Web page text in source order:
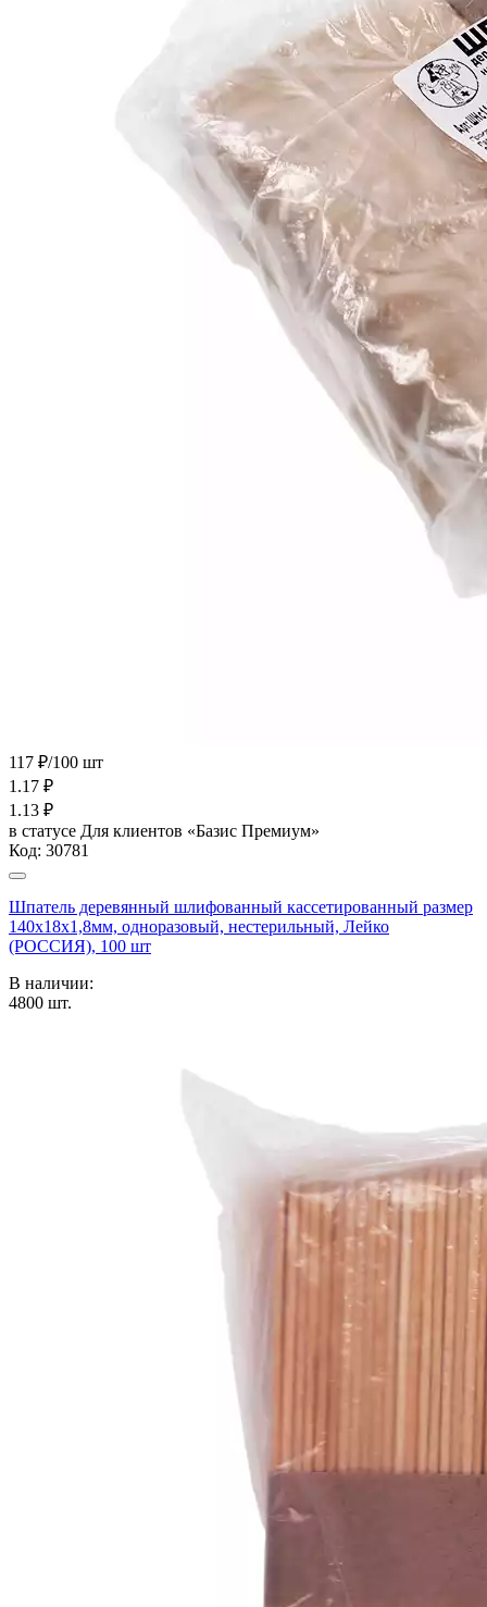
117 ₽/100 шт
1.17 ₽
1.13 ₽
в статусе Для клиентов «Базис Премиум»
Код: 30781
Шпатель деревянный шлифованный кассетированный размер
140х18х1,8мм, одноразовый, нестерильный, Лейко
(РОССИЯ), 100 шт
В наличии:
4800 шт.